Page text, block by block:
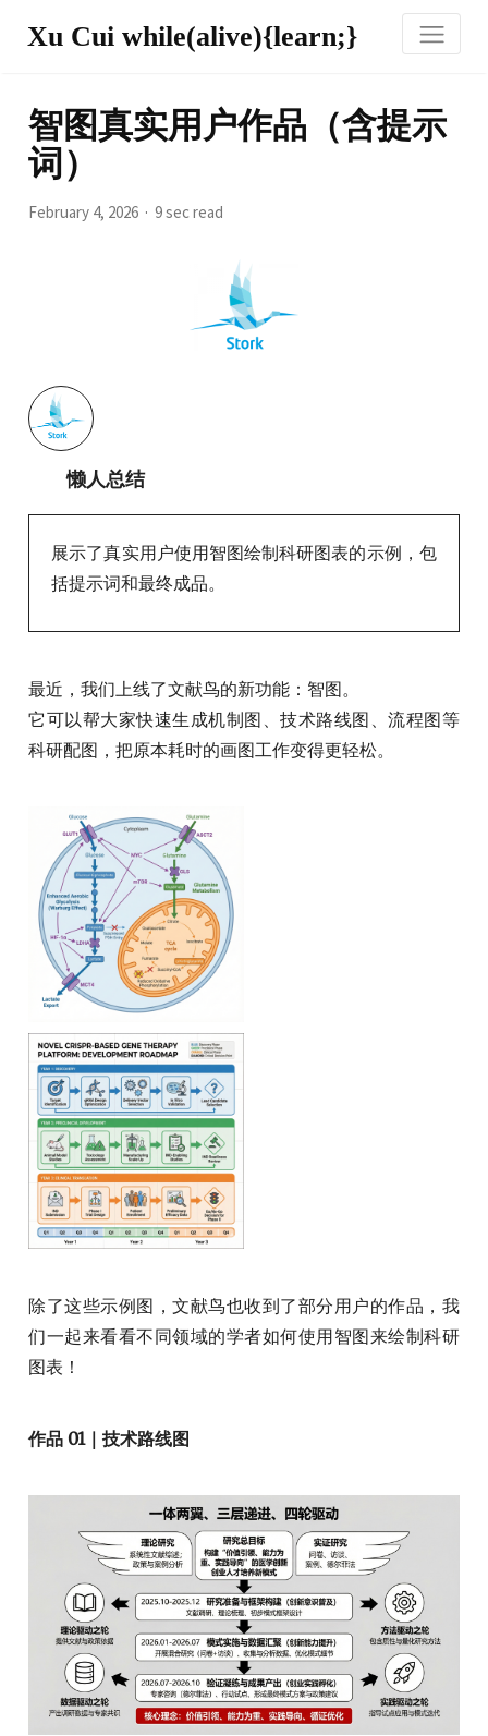
Xu Cui while(alive){learn;}
智图真实用户作品（含提示
词）
February 4, 2026 9 sec read
懒人总结
展示了真实用户使用智图绘制科研图表的示例，包
括提示词和最终成品。
最近，我们上线了文献鸟的新功能：智图。
它可以帮大家快速生成机制图、技术路线图、流程图等
科研配图，把原本耗时的画图工作变得更轻松。
除了这些示例图，文献鸟也收到了部分用户的作品，我
们一起来看看不同领域的学者如何使用智图来绘制科研
图表！
作品 01｜技术路线图